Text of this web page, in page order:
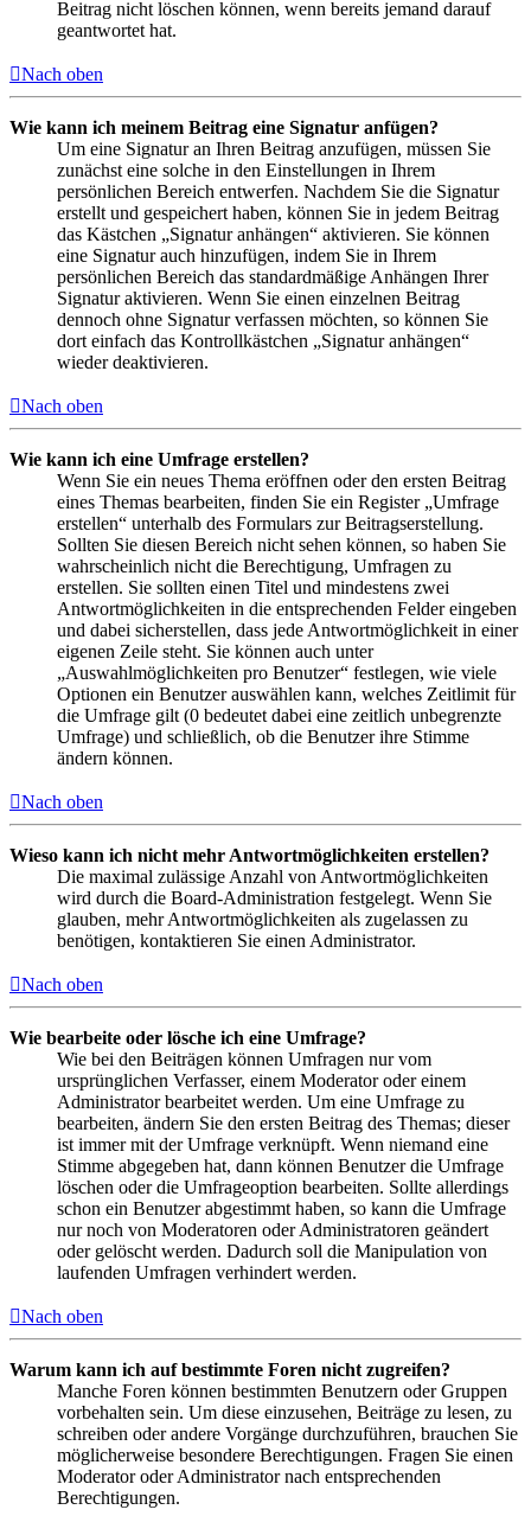
Beitrag nicht löschen können, wenn bereits jemand darauf
geantwortet hat.
Nach oben
Wie kann ich meinem Beitrag eine Signatur anfügen?
Um eine Signatur an Ihren Beitrag anzufügen, müssen Sie
zunächst eine solche in den Einstellungen in Ihrem
persönlichen Bereich entwerfen. Nachdem Sie die Signatur
erstellt und gespeichert haben, können Sie in jedem Beitrag
das Kästchen „Signatur anhängen“ aktivieren. Sie können
eine Signatur auch hinzufügen, indem Sie in Ihrem
persönlichen Bereich das standardmäßige Anhängen Ihrer
Signatur aktivieren. Wenn Sie einen einzelnen Beitrag
dennoch ohne Signatur verfassen möchten, so können Sie
dort einfach das Kontrollkästchen „Signatur anhängen“
wieder deaktivieren.
Nach oben
Wie kann ich eine Umfrage erstellen?
Wenn Sie ein neues Thema eröffnen oder den ersten Beitrag
eines Themas bearbeiten, finden Sie ein Register „Umfrage
erstellen“ unterhalb des Formulars zur Beitragserstellung.
Sollten Sie diesen Bereich nicht sehen können, so haben Sie
wahrscheinlich nicht die Berechtigung, Umfragen zu
erstellen. Sie sollten einen Titel und mindestens zwei
Antwortmöglichkeiten in die entsprechenden Felder eingeben
und dabei sicherstellen, dass jede Antwortmöglichkeit in einer
eigenen Zeile steht. Sie können auch unter
„Auswahlmöglichkeiten pro Benutzer“ festlegen, wie viele
Optionen ein Benutzer auswählen kann, welches Zeitlimit für
die Umfrage gilt (0 bedeutet dabei eine zeitlich unbegrenzte
Umfrage) und schließlich, ob die Benutzer ihre Stimme
ändern können.
Nach oben
Wieso kann ich nicht mehr Antwortmöglichkeiten erstellen?
Die maximal zulässige Anzahl von Antwortmöglichkeiten
wird durch die Board-Administration festgelegt. Wenn Sie
glauben, mehr Antwortmöglichkeiten als zugelassen zu
benötigen, kontaktieren Sie einen Administrator.
Nach oben
Wie bearbeite oder lösche ich eine Umfrage?
Wie bei den Beiträgen können Umfragen nur vom
ursprünglichen Verfasser, einem Moderator oder einem
Administrator bearbeitet werden. Um eine Umfrage zu
bearbeiten, ändern Sie den ersten Beitrag des Themas; dieser
ist immer mit der Umfrage verknüpft. Wenn niemand eine
Stimme abgegeben hat, dann können Benutzer die Umfrage
löschen oder die Umfrageoption bearbeiten. Sollte allerdings
schon ein Benutzer abgestimmt haben, so kann die Umfrage
nur noch von Moderatoren oder Administratoren geändert
oder gelöscht werden. Dadurch soll die Manipulation von
laufenden Umfragen verhindert werden.
Nach oben
Warum kann ich auf bestimmte Foren nicht zugreifen?
Manche Foren können bestimmten Benutzern oder Gruppen
vorbehalten sein. Um diese einzusehen, Beiträge zu lesen, zu
schreiben oder andere Vorgänge durchzuführen, brauchen Sie
möglicherweise besondere Berechtigungen. Fragen Sie einen
Moderator oder Administrator nach entsprechenden
Berechtigungen.